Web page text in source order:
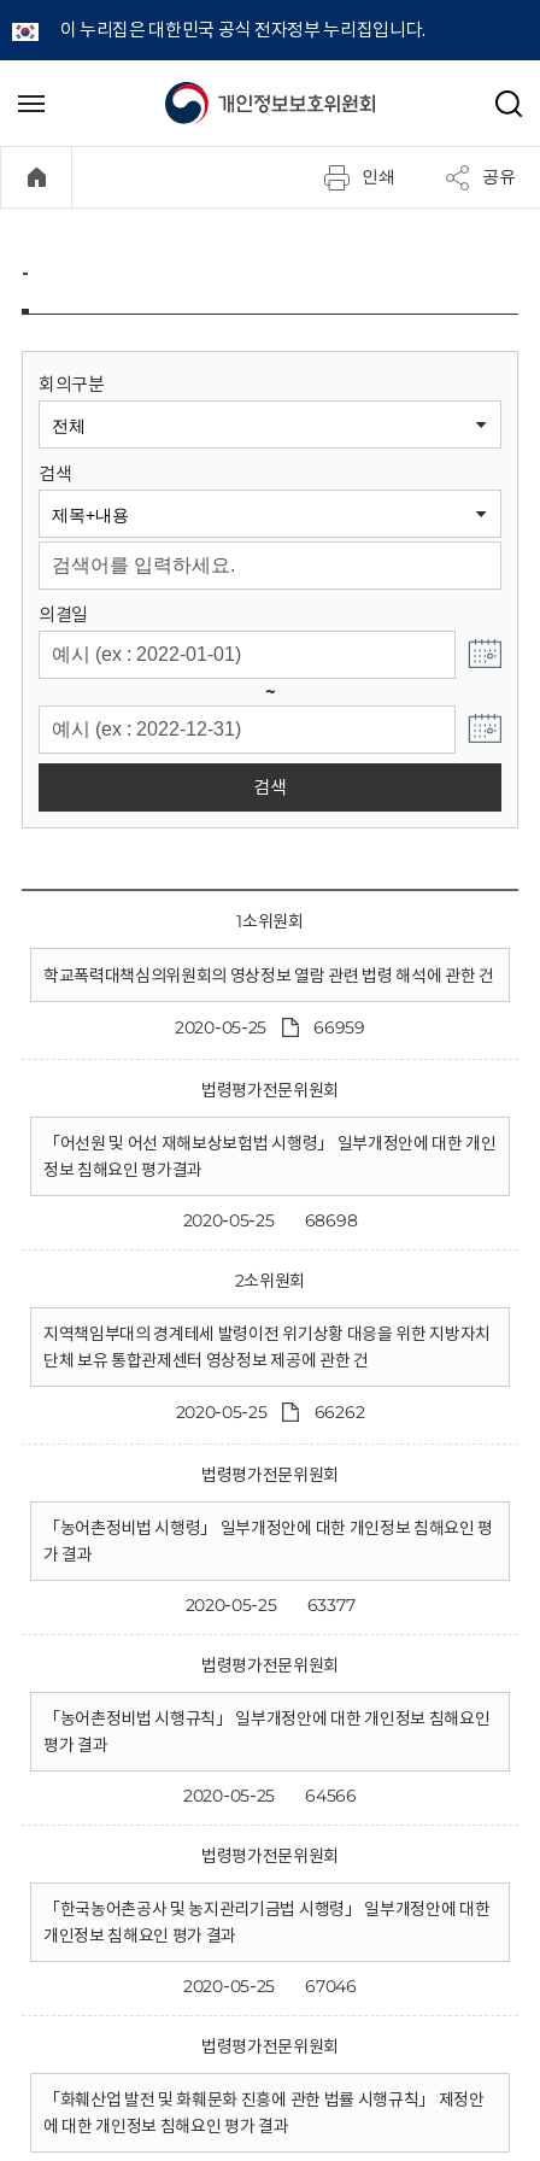
이 누리집은 대한민국 공식 전자정부 누리집입니다.
개
정
보
원
회
메
기
검
인쇄 공유
-
회의구분
검색
의결일
~
검색
1소위원회
학교폭력대책심의위원회의 영상정보 열람 관련 법령 해석에 관한 건
2020-05-25 66959
법령평가전문위원회
「어선원 및 어선 재해보상보험법 시행령」 일부개정안에 대한 개인
정보 침해요인 평가결과
2020-05-25 68698
2소위원회
지역책임부대의 경계테세 발령이전 위기상황 대응을 위한 지방자치
단체 보유 통합관제센터 영상정보 제공에 관한 건
2020-05-25 66262
법령평가전문위원회
「농어촌정비법 시행령」 일부개정안에 대한 개인정보 침해요인 평
가 결과
2020-05-25 63377
법령평가전문위원회
「농어촌정비법 시행규칙」 일부개정안에 대한 개인정보 침해요인
평가 결과
2020-05-25 64566
법령평가전문위원회
「한국농어촌공사 및 농지관리기금법 시행령」 일부개정안에 대한
개인정보 침해요인 평가 결과
2020-05-25 67046
법령평가전문위원회
「화훼산업 발전 및 화훼문화 진흥에 관한 법률 시행규칙」 제정안
에 대한 개인정보 침해요인 평가 결과